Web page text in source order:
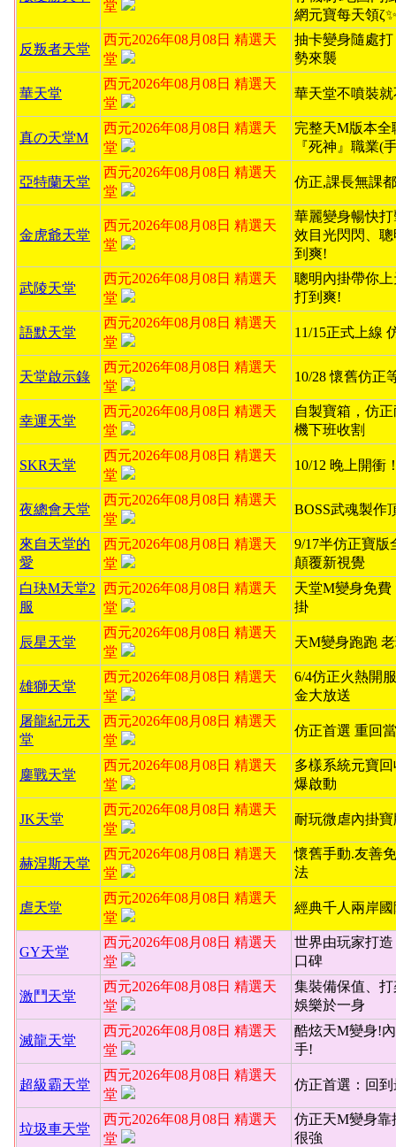
堂
網元寶每天領ζ✨
反叛者天堂
西元2026年08月08日 精選天
堂
抽卡變身隨處
勢來襲
華天堂
西元2026年08月08日 精選天
堂
華天堂不噴裝
真の天堂M
西元2026年08月08日 精選天
堂
完整天M版本全
『死神』職業(
亞特蘭天堂
西元2026年08月08日 精選天
堂
仿正,課長無課
金虎爺天堂
西元2026年08月08日 精選天
堂
華麗變身暢快
效目光閃閃、
到爽!
武陵天堂
西元2026年08月08日 精選天
堂
聰明內掛帶你
打到爽!
語默天堂
西元2026年08月08日 精選天
堂
11/15正式上線
天堂啟示錄
西元2026年08月08日 精選天
堂
10/28 懷舊仿正
幸運天堂
西元2026年08月08日 精選天
堂
自製寶箱，仿
機下班收割
SKR天堂
西元2026年08月08日 精選天
堂
10/12 晚上開衝
夜總會天堂
西元2026年08月08日 精選天
堂
BOSS武魂製作
來自天堂的
愛
西元2026年08月08日 精選天
堂
9/17半仿正寶版
顛覆新視覺
白玦M天堂2
服
西元2026年08月08日 精選天
堂
天堂M變身免費
掛
辰星天堂
西元2026年08月08日 精選天
堂
天M變身跑跑
雄獅天堂
西元2026年08月08日 精選天
堂
6/4仿正火熱開
金大放送
屠龍紀元天
堂
西元2026年08月08日 精選天
堂
仿正首選 重回
鏖戰天堂
西元2026年08月08日 精選天
堂
多樣系統元寶
爆啟動
JK天堂
西元2026年08月08日 精選天
堂
耐玩微虐內掛
赫涅斯天堂
西元2026年08月08日 精選天
堂
懷舊手動.友善
法
虐天堂
西元2026年08月08日 精選天
堂
經典千人兩岸
GY天堂
西元2026年08月08日 精選天
堂
世界由玩家打
口碑
激鬥天堂
西元2026年08月08日 精選天
堂
集裝備保值、
娛樂於一身
滅龍天堂
西元2026年08月08日 精選天
堂
酷炫天M變身!
手!
超級霸天堂
西元2026年08月08日 精選天
堂
仿正首選：回
垃圾車天堂
西元2026年08月08日 精選天
堂
仿正天M變身靠
很強